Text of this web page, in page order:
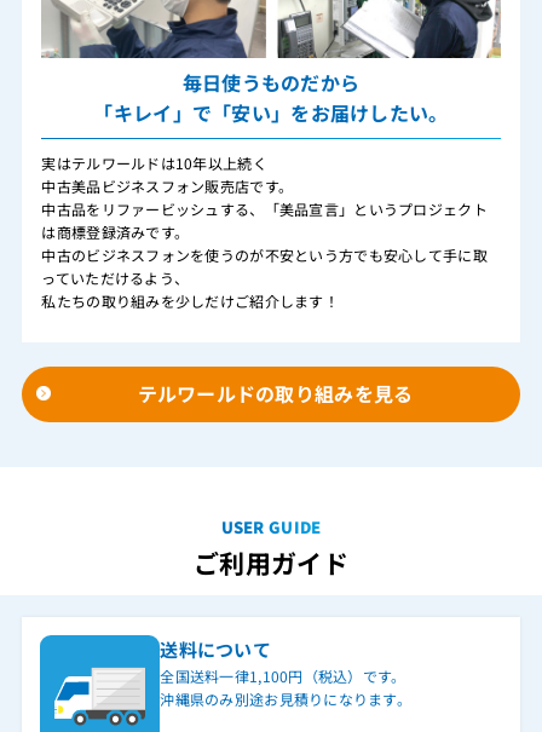
毎日使うものだから
「キレイ」で「安い」をお届けしたい。
実はテルワールドは10年以上続く
中古美品ビジネスフォン販売店です。
中古品をリファービッシュする、「美品宣言」というプロジェクト
は商標登録済みです。
中古のビジネスフォンを使うのが不安という方でも安心して手に取
っていただけるよう、
私たちの取り組みを少しだけご紹介します！
テルワールドの取り組みを見る
USER GUIDE
ご利用ガイド
送料について
全国送料一律1,100円（税込）です。
沖縄県のみ別途お見積りになります。